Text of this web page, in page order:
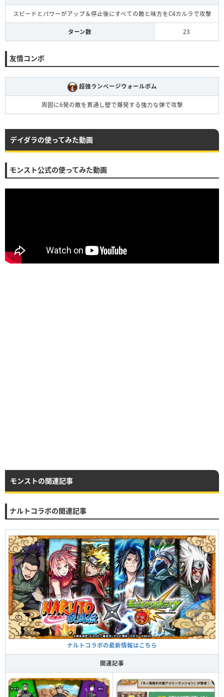
スピードとパワーがアップ＆停止後にすべての敵と味方をC4カルラで攻撃
ターン数 23
友情コンボ
超強ランページウォールボム
周囲に6発の敵を貫通し壁で爆発する強力な弾で攻撃
デイダラの使ってみた動画
モンスト公式の使ってみた動画
モンストの関連記事
ナルトコラボの関連記事
ナルトコラボの最新情報はこちら
関連記事